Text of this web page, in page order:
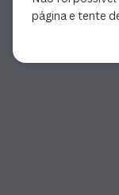
página e tente